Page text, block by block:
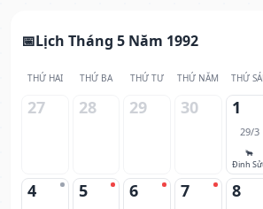
Lịch Tháng 5 Năm 1992
THỨ HAI THỨ BA THỨ TƯ THỨ NĂM THỨ
27 28 29 30 1
29/3
🐂
Đinh
4 5 6 7 8